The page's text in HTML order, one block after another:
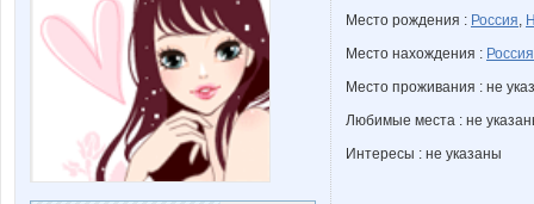
Место рождения : Россия,
Место нахождения : Россия
Место проживания : не
Любимые места : не
Интересы : не указаны